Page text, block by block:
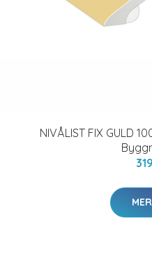
NIVÅLIST FIX GULD